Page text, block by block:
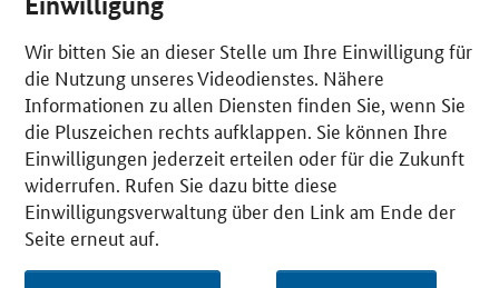
Wir bitten Sie an dieser Stelle um Ihre Einwilligung für
die Nutzung unseres Videodienstes. Nähere
Informationen zu allen Diensten finden Sie, wenn Sie
die Pluszeichen rechts aufklappen. Sie können Ihre
Einwilligungen jederzeit erteilen oder für die Zukunft
widerrufen. Rufen Sie dazu bitte diese
Einwilligungsverwaltung über den Link am Ende der
Seite erneut auf.